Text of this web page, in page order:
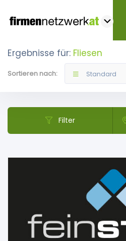
Ergebnisse für: Fliesen
Sortieren nach: Standard
Filter